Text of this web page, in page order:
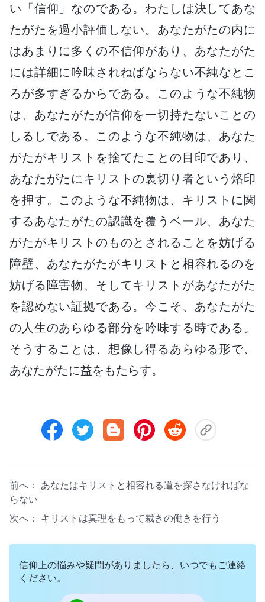
い「信仰」なのである。わたしは決してあな
たがたを過小評価しない。あなたがたの内に
はあまりに多くの不信仰があり、あなたがた
には詳細に吟味されねばならない不純なとこ
ろが多すぎるからである。このような不純物
は、あなたがたが信仰を一切持たないことの
しるしである。このような不純物は、あなた
がたがキリストを捨てたことの目印であり、
あなたがたにキリストの裏切り者という烙印
を押す。このような不純物は、キリストに関
するあなたがたの認識を覆うベール、あなた
がたがキリストのものとされることを妨げる
障壁、あなたがたがキリストと相容れるのを
妨げる障害物、そしてキリストがあなたがた
を認めない証拠である。今こそ、あなたがた
の人生のあらゆる部分を吟味する時である。
そうすることは、想像し得るあらゆる形で、
あなたがたに益をもたらす。
前へ： あなたはキリストと相容れる道を探さなければな
らない
次へ： キリストは真理をもって裁きの働きを行う
信仰上の悩みや疑問がありましたら、いつでもご連絡
ください。